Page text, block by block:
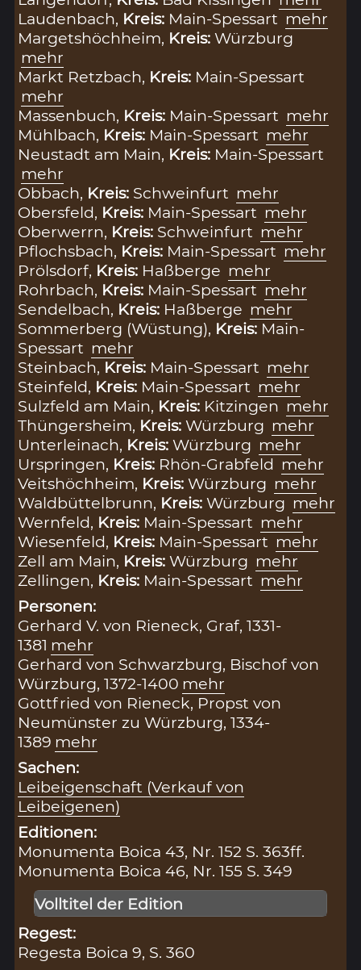
Laudenbach, Kreis: Main-Spessart mehr
Margetshöchheim, Kreis:Würzburg
mehr
Markt Retzbach, Kreis: Main-Spessart
mehr
Massenbuch, Kreis: Main-Spessart mehr
Mühlbach, Kreis: Main-Spessart mehr
Neustadt am Main, Kreis: Main-Spessart
mehr
Obbach, Kreis: Schweinfurt mehr
Obersfeld, Kreis: Main-Spessart mehr
Oberwerrn, Kreis: Schweinfurt mehr
Pflochsbach, Kreis: Main-Spessart mehr
Prölsdorf, Kreis: Haßberge mehr
Rohrbach, Kreis: Main-Spessart mehr
Sendelbach, Kreis: Haßberge mehr
Sommerberg (Wüstung), Kreis: Main-
Spessart mehr
Steinbach, Kreis: Main-Spessart mehr
Steinfeld, Kreis: Main-Spessart mehr
Sulzfeld am Main, Kreis: Kitzingen mehr
Thüngersheim, Kreis:Würzburg mehr
Unterleinach, Kreis:Würzburg mehr
Urspringen, Kreis: Rhön-Grabfeld mehr
Veitshöchheim, Kreis:Würzburg mehr
Waldbüttelbrunn, Kreis:Würzburg mehr
Wernfeld, Kreis: Main-Spessart mehr
Wiesenfeld, Kreis: Main-Spessart mehr
Zell am Main, Kreis:Würzburg mehr
Zellingen, Kreis: Main-Spessart mehr
Personen:
Gerhard V. von Rieneck, Graf, 1331-
1381 mehr
Gerhard von Schwarzburg, Bischof von
Würzburg, 1372-1400 mehr
Gottfried von Rieneck, Propst von
Neumünster zu Würzburg, 1334-
1389 mehr
Sachen:
Leibeigenschaft (Verkauf von
Leibeigenen)
Editionen:
Monumenta Boica 43, Nr. 152 S. 363ff.
Monumenta Boica 46, Nr. 155 S. 349
Volltitel der Edition
Regest:
Regesta Boica 9, S. 360